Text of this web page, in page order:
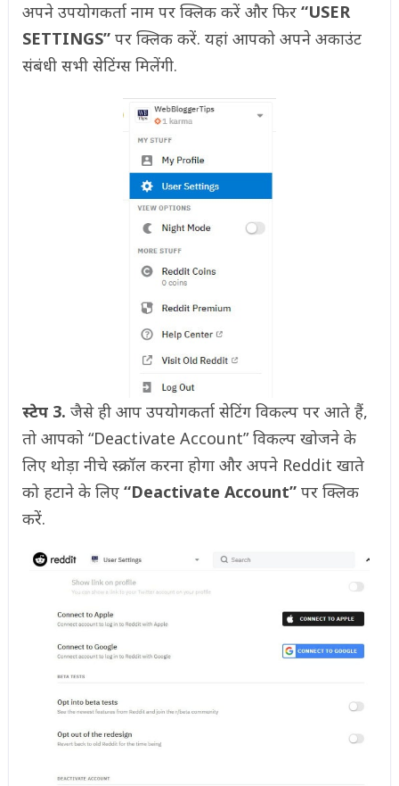
अपने उपयोगकर्ता नाम पर क्लिक करें और फिर “USER
SETTINGS”पर क्लिक करें. यहां आपको अपने अकाउंट
संबंधी सभी सेटिंग्स मिलेंगी.
स्टेप 3. जैसे ही आप उपयोगकर्ता सेटिंग विकल्प पर आते हैं,
तो आपको “Deactivate Account” विकल्प खोजने के
लिए थोड़ा नीचे स्क्रॉल करना होगा और अपने Reddit खाते
को हटाने के लिए “Deactivate Account”पर क्लिक
करें.